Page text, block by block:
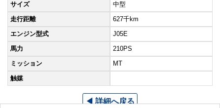
サイズ
中型
走行距離
627千km
エンジン型式
J05E
馬力
210PS
ミッション
MT
触媒
◀ 詳細へ戻る